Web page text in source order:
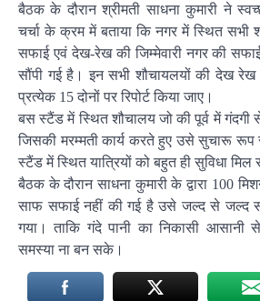
बैठक के दौरान श्रीमती साधना कुमारी ने
चर्चा के क्रम में बताया कि नगर में स्थित सभी
सफाई एवं देख-रेख की जिम्मेवारी नगर की
सौंपी गई है। इन सभी शौचायलयों की देख रेख
प्रत्येक 15 दोनों पर रिपोर्ट किया जाए।
बस स्टैंड में स्थित शौचालय जो की पूर्व में गंदगी
जिसकी मरम्मती कार्य करते हुए उसे सुचारू रूप
स्टैंड में स्थित यात्रियों को बहुत ही सुविधा मिल
बैठक के दौरान साधना कुमारी के द्वारा 100
साफ सफाई नहीं की गई है उसे जल्द से जल्द
गया। ताकि गंदे पानी का निकासी
समस्या ना बन सके।